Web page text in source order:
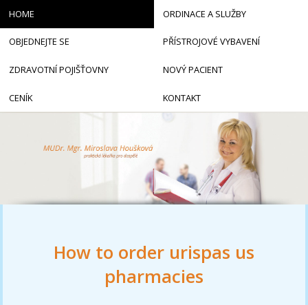
How to order urispas us
pharmacies
HOME ORDINACE A SLUŽBY
OBJEDNEJTE SE PŘÍSTROJOVÉ VYBAVENÍ
ZDRAVOTNÍ POJIŠŤOVNY NOVÝ PACIENT
CENÍK KONTAKT